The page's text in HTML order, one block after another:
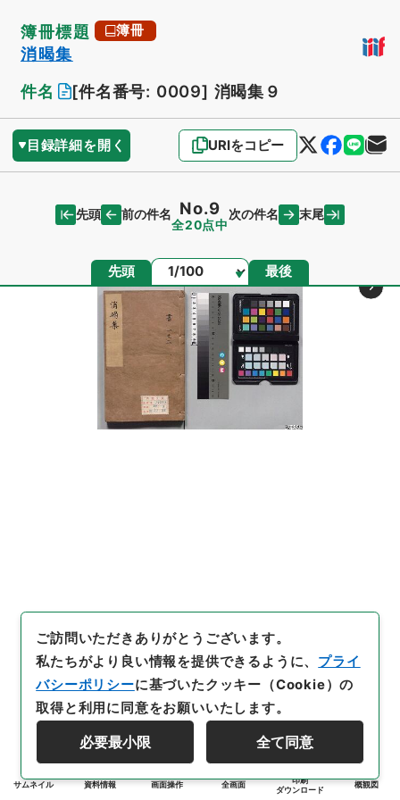
簿冊標題 簿冊
消暍集
件名
[件名番号: 0009] 消暍集９
目録詳細を開く URIをコピー
先頭 前の件名 No.9
全20点中
次の件名 末尾
先頭 ページ 最後
サムネイル 資料情報 画面操作 全画面
印刷
ダウンロード
概観図
ご訪問いただきありがとうございます。
私たちがより良い情報を提供できるように、 プライ
バシーポリシーに基づいたクッキー（Cookie）の
取得と利用に同意をお願いいたします。
必要最小限 全て同意